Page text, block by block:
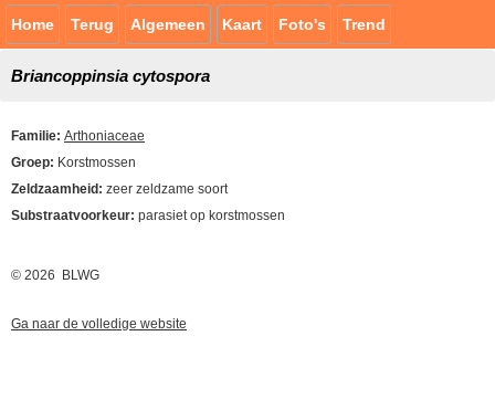
Home Terug Algemeen Kaart Foto's Trend
Briancoppinsia cytospora
Familie: Arthoniaceae
Groep: Korstmossen
Zeldzaamheid: zeer zeldzame soort
Substraatvoorkeur: parasiet op korstmossen
© 2026 BLWG
Ga naar de volledige website